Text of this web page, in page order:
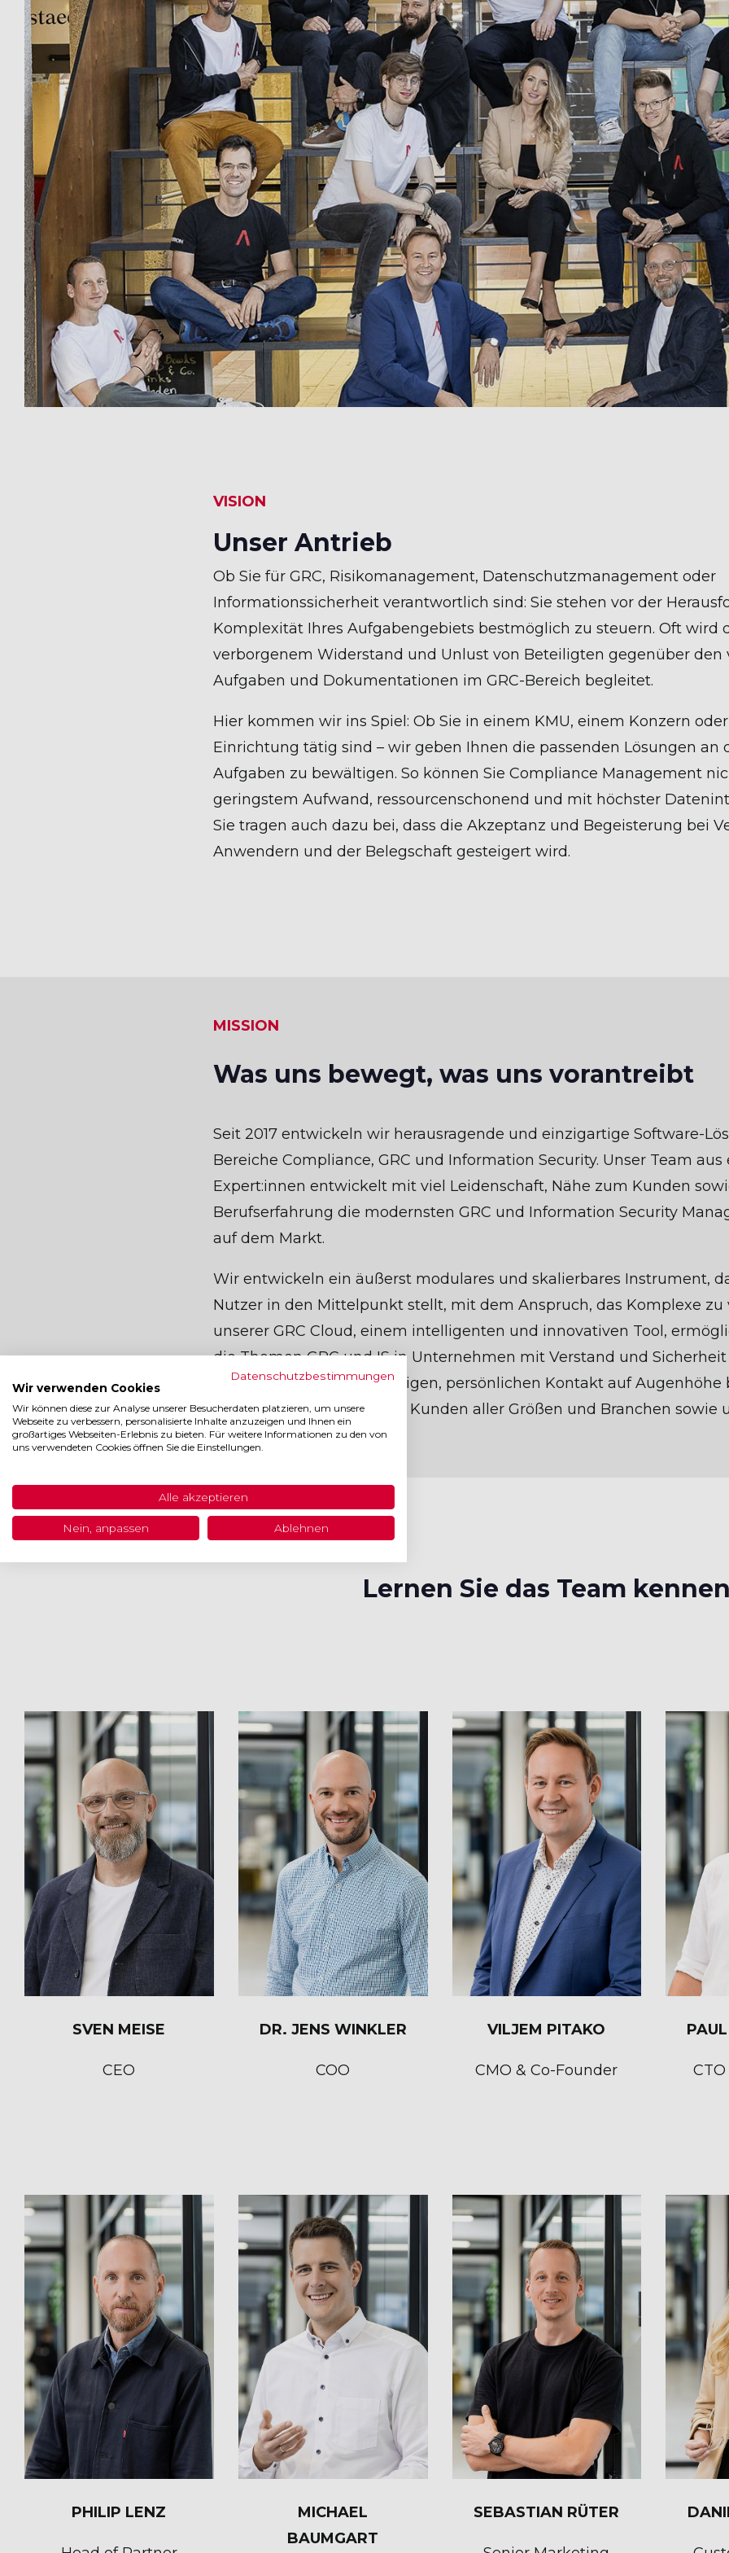
VISION
Unser Antrieb
Ob Sie für GRC, Risikomanagement, Datenschutzmanagement oder
Informationssicherheit verantwortlich sind: Sie stehen vor der
Komplexität Ihres Aufgabengebiets bestmöglich zu steuern. Oft wird
verborgenem Widerstand und Unlust von Beteiligten gegenüber den
Aufgaben und Dokumentationen im GRC-Bereich begleitet.
Hier kommen wir ins Spiel: Ob Sie in einem KMU, einem Konzern
Einrichtung tätig sind – wir geben Ihnen die passenden Lösungen an
Aufgaben zu bewältigen. So können Sie Compliance Management
geringstem Aufwand, ressourcenschonend und mit höchster
Sie tragen auch dazu bei, dass die Akzeptanz und Begeisterung bei
Anwendern und der Belegschaft gesteigert wird.
MISSION
Was uns bewegt, was uns vorantreibt
Seit 2017 entwickeln wir herausragende und einzigartige Software-
Bereiche Compliance, GRC und Information Security. Unser Team
Expert:innen entwickelt mit viel Leidenschaft, Nähe zum Kunden
Berufserfahrung die modernsten GRC und Information Security
auf dem Markt.
Wir entwickeln ein äußerst modulares und skalierbares Instrument,
Nutzer in den Mittelpunkt stellt, mit dem Anspruch, das Komplexe zu
unserer GRC Cloud, einem intelligenten und innovativen Tool,
die Themen GRC und IS in Unternehmen mit Verstand und
mit einem extrem sorgfältigen, persönlichen Kontakt auf Augenhöhe
Lösungsportfolio über 900 Kunden aller Größen und Branchen sowie
Lernen Sie das Team
SVEN MEISE
CEO
DR. JENS WINKLER
COO
VILJEM PITAKO
CMO & Co-Founder
PHILIP LENZ
MICHAEL
BAUMGART
SEBASTIAN RÜTER
Datenschutzbestimmungen
Wir verwenden Cookies
Wir können diese zur Analyse unserer Besucherdaten platzieren, um unsere
Webseite zu verbessern, personalisierte Inhalte anzuzeigen und Ihnen ein
großartiges Webseiten-Erlebnis zu bieten. Für weitere Informationen zu den von
uns verwendeten Cookies öffnen Sie die Einstellungen.
Alle akzeptieren
Nein, anpassen Ablehnen